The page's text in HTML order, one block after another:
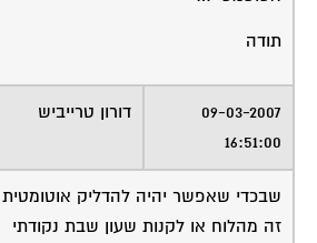
תודה
09-03-2007
16:51:00
דורון טרייביש
שבכדי שאפשר יהיה להדליק
זה מהלוח או לקנות שעון שבת נקודתי